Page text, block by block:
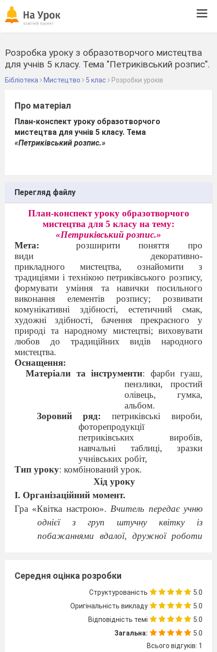
Розробка уроку з образотворчого мистецтва
для учнів 5 класу. Тема "Петриківський розпис".
Бібліотека Мистецтво 5 клас Розробки уроків
Про матеріал
План-конспект уроку образотворчого
мистецтва для учнів 5 класу. Тема
«Петриківський розпис.»
Перегляд файлу
План-конспект уроку образотворчого
мистецтва для 5 класу на тему:
«Петриківський розпис.»
Мета:
розширити поняття про
види
декоративно-
прикладного
мистецтва,
ознайомити з
традиціями і технікою петриківського розпису,
формувати уміння та навички посильного
виконання елементів розпису; розвивати
комунікативні здібності, естетичний смак,
художні здібності, бачення прекрасного у
природі та народному мистецтві; виховувати
любов до традиційних видів народного
мистецтва.
Оснащення:
Матеріали та інструменти: фарби гуаш,
пензлики, простий
олівець, гумка,
альбом.
Зоровий ряд:петриківські вироби,
фоторепродукції
петриківських виробів,
навчальні таблиці, зразки
учнівських робіт,
Тип уроку: комбінований урок.
Хід уроку
І. Організаційний момент.
Гра «Квітка настрою». Вчитель передає учню
однієї з груп штучну квітку із
побажаннями вдалої, дружної роботи
ІІ. Актуалізація опорних знань.
Що таке декоративно-
прикладне мистецтво? /Вид
образотворчого мистецтва, який існує
для прикрашання побутових предметів/.
Як перекладається з французької мови
Середня оцінка розробки
Структурованість
5.0
Оригінальність викладу
5.0
Відповідність темі
5.0
Загальна:
5.0
Всього відгуків: 1